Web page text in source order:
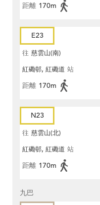
距離 170m
E23
往 慈雲山(南)
紅磡邨, 紅磡道 站
距離 170m
N23
往 慈雲山(北)
紅磡邨, 紅磡道 站
距離 170m
九巴